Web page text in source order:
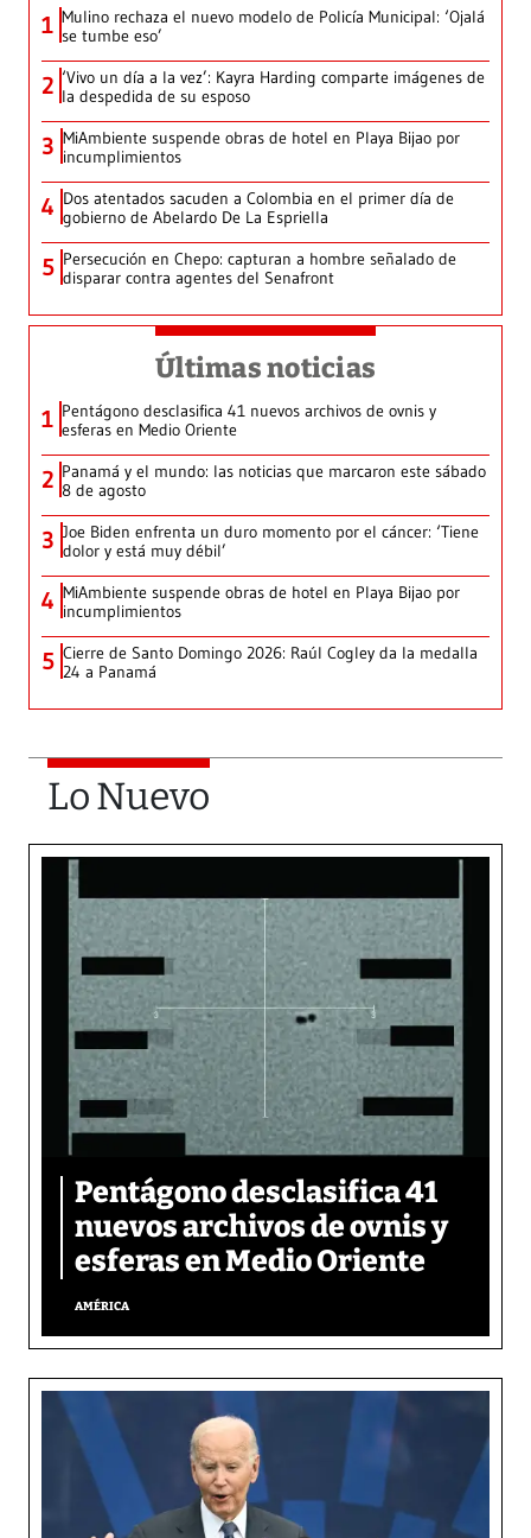
1 Mulino rechaza el nuevo modelo de Policía Municipal: ‘Ojalá
se tumbe eso’
2 ‘Vivo un día a la vez’: Kayra Harding comparte imágenes de
la despedida de su esposo
3 MiAmbiente suspende obras de hotel en Playa Bijao por
incumplimientos
4 Dos atentados sacuden a Colombia en el primer día de
gobierno de Abelardo De La Espriella
5 Persecución en Chepo: capturan a hombre señalado de
disparar contra agentes del Senafront
Últimas noticias
1 Pentágono desclasifica 41 nuevos archivos de ovnis y
esferas en Medio Oriente
2 Panamá y el mundo: las noticias que marcaron este sábado
8 de agosto
3 Joe Biden enfrenta un duro momento por el cáncer: ‘Tiene
dolor y está muy débil’
4 MiAmbiente suspende obras de hotel en Playa Bijao por
incumplimientos
5 Cierre de Santo Domingo 2026: Raúl Cogley da la medalla
24 a Panamá
Lo Nuevo
Pentágono desclasifica 41
nuevos archivos de ovnis y
esferas en Medio Oriente
AMÉRICA